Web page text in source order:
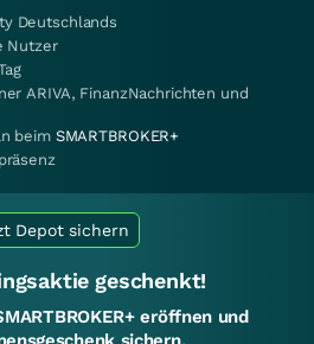
Deutschlands
Nutzer
ARIVA, FinanzNachrichten und
beim SMARTBROKER+
Depot sichern
geschenkt!
eröffnen und